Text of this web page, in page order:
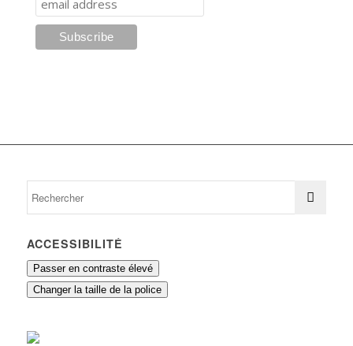
ACCESSIBILITÉ
Passer en contraste élevé
Changer la taille de la police